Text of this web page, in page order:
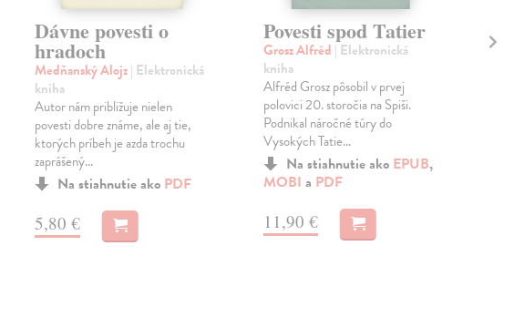
Dávne povesti o
hradoch
Medňanský Alojz| Elektronická
kniha
Autor nám približuje nielen
povesti dobre známe, ale aj tie,
ktorých príbeh je azda trochu
zaprášený...
Na stiahnutie ako PDF
5,80 €
Povesti spod Tatier
Grosz Alfréd | Elektronická
kniha
Alfréd Grosz pôsobil v prvej
polovici 20. storočia na Spiši.
Podnikal náročné túry do
Vysokých Tatie...
Na stiahnutie ako EPUB,
MOBI a PDF
11,90 €